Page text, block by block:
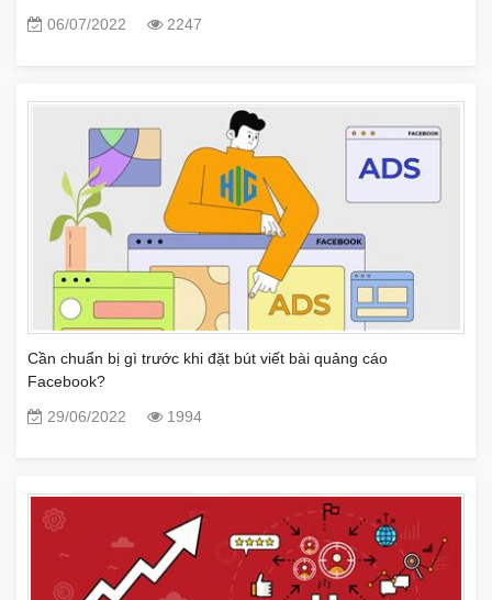
06/07/2022
2247
Cần chuẩn bị gì trước khi đặt bút viết bài quảng cáo
Facebook?
29/06/2022
1994